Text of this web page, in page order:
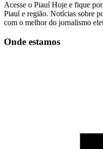
Acesse o Piauí Hoje e fique
Piauí e região. Notícias sobre
com o melhor do jornalismo
Onde estamos